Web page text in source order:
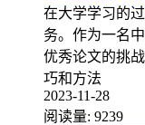
在大学学习的
务。作为一名
优秀论文的挑
巧和方法
2023-11-28
阅读量: 9239